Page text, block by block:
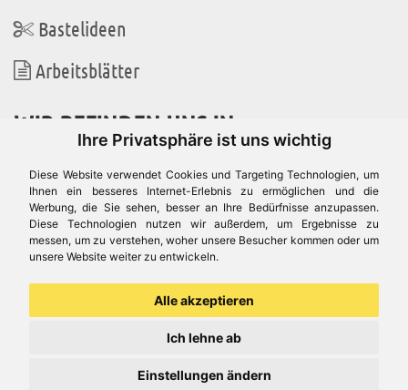
Ihre Privatsphäre ist uns wichtig
Diese Website verwendet Cookies und Targeting Technologien, um
Ihnen ein besseres Internet-Erlebnis zu ermöglichen und die
Werbung, die Sie sehen, besser an Ihre Bedürfnisse anzupassen.
Diese Technologien nutzen wir außerdem, um Ergebnisse zu
messen, um zu verstehen, woher unsere Besucher kommen oder um
unsere Website weiter zu entwickeln.
Alle akzeptieren
Ich lehne ab
Einstellungen ändern
Bastelideen
Arbeitsblätter
WIR BEFINDEN UNS IN
Es gibt uns auch in
© Aduis 1996 - 2026